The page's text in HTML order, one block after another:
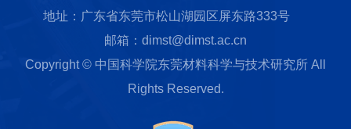
地址：广东省东莞市松山湖园区屏东路333号
邮箱：dimst@dimst.ac.cn
Copyright © 中国科学院东莞材料科学与技术研究所 All
Rights Reserved.